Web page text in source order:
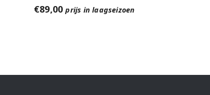
€89,00 prijs in laagseizoen